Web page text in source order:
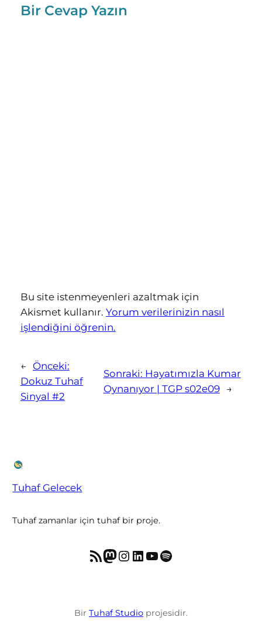
Bir Cevap Yazın
Bu site istenmeyenleri azaltmak için
Akismet kullanır. Yorum verilerinizin nasıl
işlendiğini öğrenin.
←
Önceki:
Dokuz Tuhaf
Sinyal #2
Sonraki: Hayatımızla Kumar
Oynanıyor | TGP s02e09
→
Tuhaf Gelecek
Tuhaf zamanlar için tuhaf bir proje.
RSS akışı Mastodon Instagram LinkedIn YouTube Spotify
Bir Tuhaf Studio projesidir.